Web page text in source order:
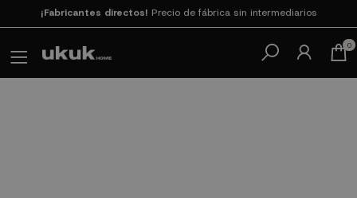
Paga en 3cuotas SIN INTERESES con SeQura
0